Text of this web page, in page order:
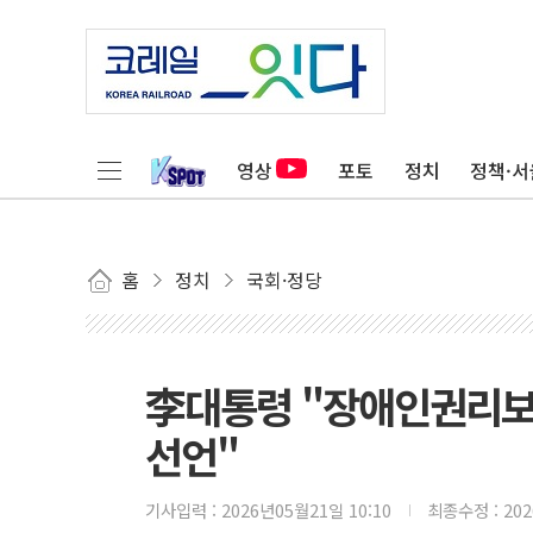
영상 포토 정치 정책·
홈 정치 국회·정당
李대통령 "장애인권리
선언"
기사입력 : 2026년05월21일 10:10 최종수정 :